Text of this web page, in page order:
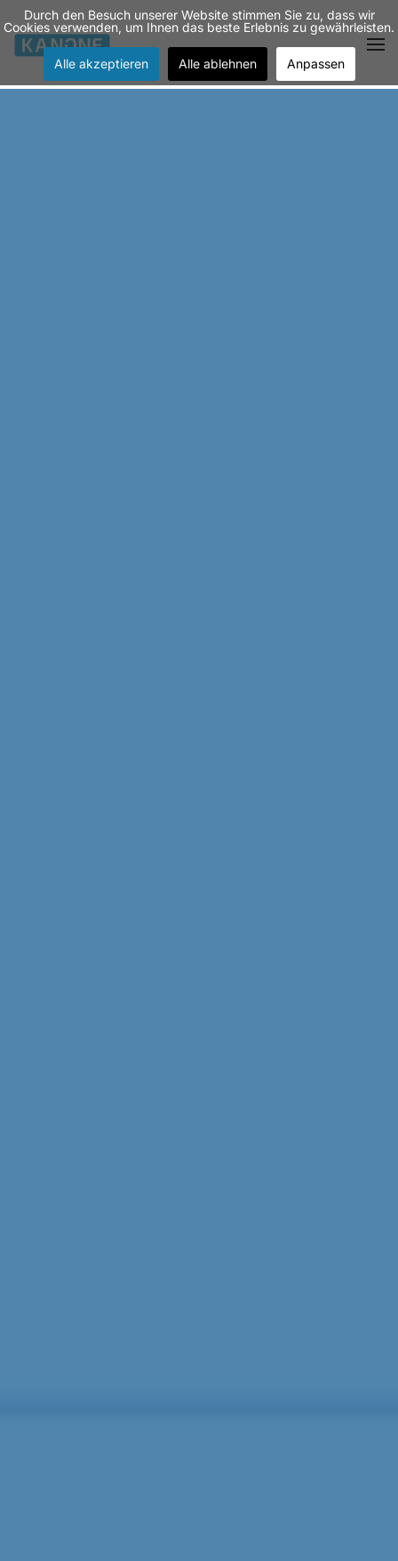
Zum Hauptinhalt springen
Durch den Besuch unserer Website stimmen Sie zu, dass wir
Cookies verwenden, um Ihnen das beste Erlebnis zu gewährleisten.
Alle akzeptieren Alle ablehnen Anpassen